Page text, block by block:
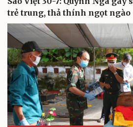
trẻ trung, thả thính ngọt ngào